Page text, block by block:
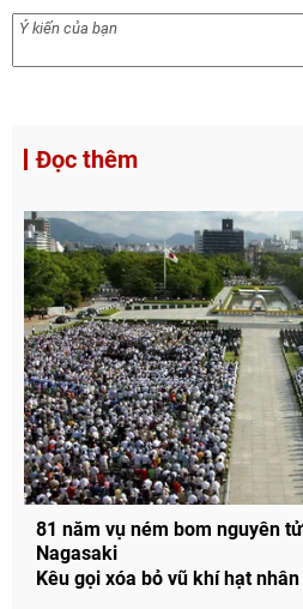
Đọc thêm
81 năm vụ ném bom nguyên
Nagasaki
Kêu gọi xóa bỏ vũ khí hạt nhân